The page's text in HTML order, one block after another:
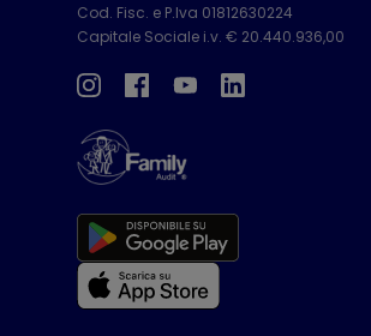
Cod. Fisc. e P.Iva 01812630224
Capitale Sociale i.v. € 20.440.936,00